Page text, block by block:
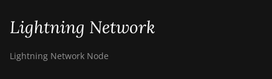
Lightning Network
Lightning Network Node